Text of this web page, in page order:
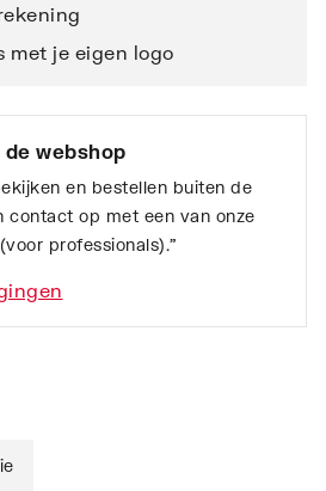
met je eigen logo
webshop
en bestellen buiten de
contact op met een van onze
professionals).”